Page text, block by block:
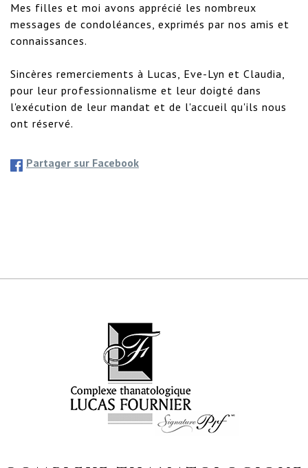
Mes filles et moi avons apprécié les nombreux
messages de condoléances, exprimés par nos amis et
connaissances.
Sincères remerciements à Lucas, Eve-Lyn et Claudia,
pour leur professionnalisme et leur doigté dans
l'exécution de leur mandat et de l'accueil qu'ils nous
ont réservé.
Partager sur Facebook